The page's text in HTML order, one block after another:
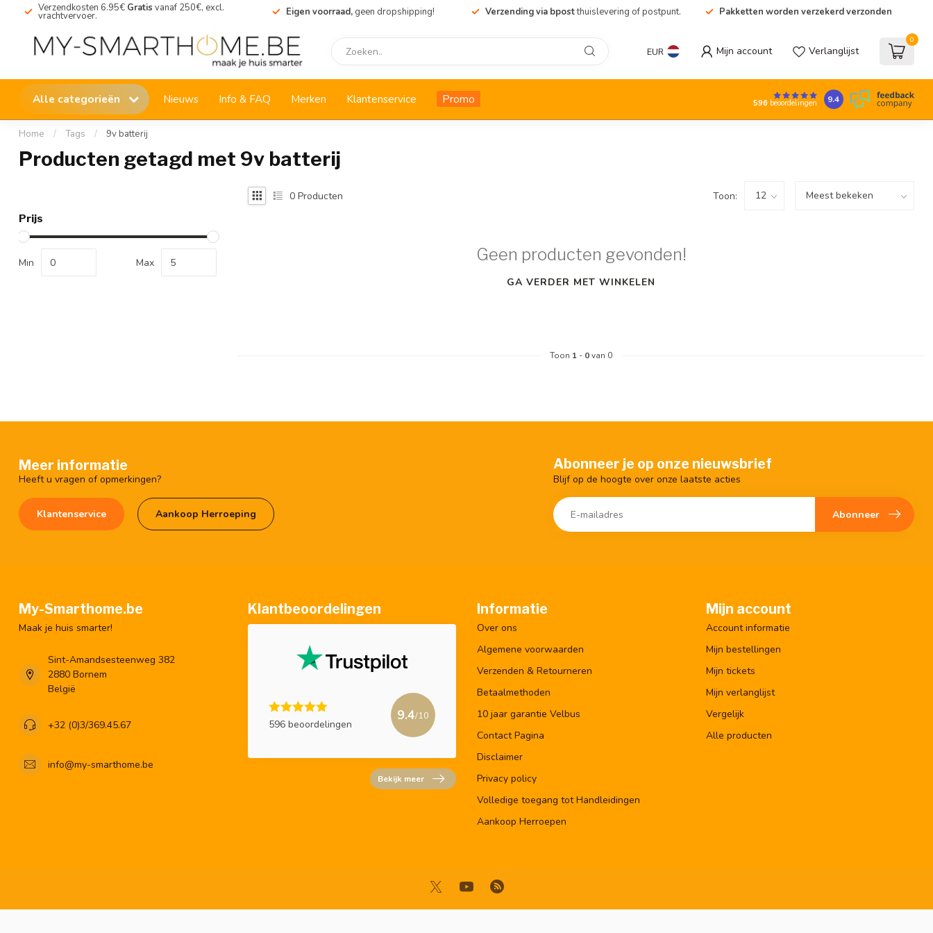
Verzendkosten 6.95€ Gratis vanaf 250€, excl.
vrachtvervoer. Eigen voorraad, geen dropshipping! Verzending via bpostthuislevering of postpunt. Pakketten worden verzekerd verzonden
EUR Mijn account Verlanglijst
0
Alle categorieën Nieuws Info & FAQ Merken Klantenservice Promo 596beoordelingen 9.4
Home / Tags / 9v batterij
Producten getagd met 9v batterij
Prijs
Min Max
0 Producten Toon:
Geen producten gevonden!
GA VERDER MET WINKELEN
Toon 1 - 0van 0
Meer informatie
Heeft u vragen of opmerkingen?
Klantenservice Aankoop Herroeping
Abonneer je op onze nieuwsbrief
Blijf op de hoogte over onze laatste acties
Abonneer
My-Smarthome.be
Maak je huis smarter!
Sint-Amandsesteenweg 382
2880 Bornem
België
+32 (0)3/369.45.67
info@my-smarthome.be
Klantbeoordelingen
596 beoordelingen
9.4/10
Bekijk meer
Informatie
Over ons
Algemene voorwaarden
Verzenden & Retourneren
Betaalmethoden
10 jaar garantie Velbus
Contact Pagina
Disclaimer
Privacy policy
Volledige toegang tot Handleidingen
Aankoop Herroepen
Mijn account
Account informatie
Mijn bestellingen
Mijn tickets
Mijn verlanglijst
Vergelijk
Alle producten